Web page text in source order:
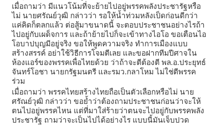
เมื่อถามว่า มีแนวโน้มที่จะย้ายไปอยู่พรรคพลังประชารัฐหรือ
ไม่ นายศรัณย์วุฒิ กล่าวว่า รอให้น้ำท่วมหลังเป็ดก่อนดีกว่า
แค่คิดก็ตลกแล้ว ต่อสู้มาขนาดนี้ จะตอบประชาชนอย่างไรถ้า
ไปอยู่กับเผด็จการ และถ้าย้ายไปก็จะเข้าทางไอโอ ขอเตือนไอ
โอบาปบุญมีอยู่จริง ขอให้พูดความจริง ทำการเมืองแบบ
สร้างสรรค์ อย่าใช้วิธีการโจมตีเลย และขอฝากทีมปีศาจใน
ห้องแอร์ของพรรคเพื่อไทยด้วย ว่าถ้าจะตีต้องตี พล.อ.ประยุทธ์
จันทร์โอชา นายกรัฐมนตรี และรมว.กลาโหม ไม่ใช่ตีพรรค
ร่วม
เมื่อถามว่า พรรคไทยสร้างไทยถือเป็นตัวเลือกหรือไม่ นาย
ศรัณย์วุฒิ กล่าวว่า ขอย้ำว่าต้องถามประชาชนก่อนว่าจะให้
ตนไปอยู่พรรคไหน แต่ที่มาใส่ร้ายว่าตนจะไปอยู่กับพรรคพลัง
ประชารัฐ ถามว่าจะเป็นไปได้อย่างไร แบบนี้มันเจ็บปวด